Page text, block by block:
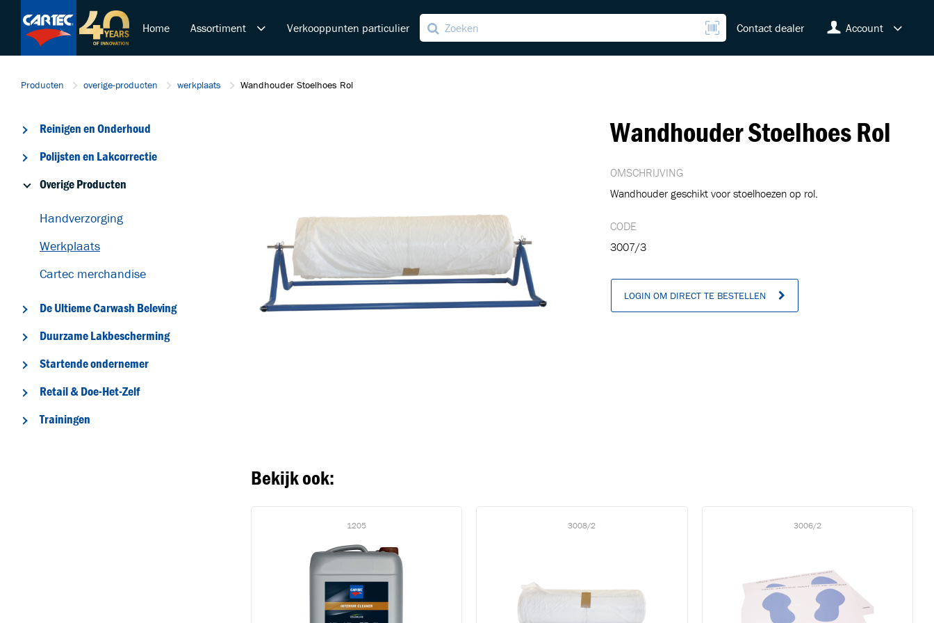
Home Assortiment
Polijsten en Lakcorrectie
Verkooppunten particulier Contact dealer Account
Producten overige-producten werkplaats Wandhouder Stoelhoes Rol
Reinigen en Onderhoud
Polijsten en Lakcorrectie
Overige Producten
Handverzorging
Werkplaats
Cartec merchandise
De Ultieme Carwash Beleving
Duurzame Lakbescherming
Startende ondernemer
Retail & Doe-Het-Zelf
Trainingen
Wandhouder Stoelhoes Rol
OMSCHRIJVING
Wandhouder geschikt voor stoelhoezen op rol.
CODE
3007/3
LOGIN OM DIRECT TE BESTELLEN
Bekijk ook:
1205 3008/2 3006/2